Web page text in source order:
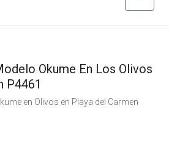
Okume En Los Olivos
P4461
en Olivos en Playa del Carmen